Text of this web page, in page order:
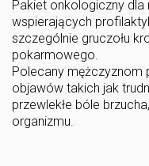
Pakiet onkologiczny
wspierających
szczególnie gruczołu
pokarmowego.
Polecany mężczyznom
objawów takich jak
przewlekłe bóle
organizmu.